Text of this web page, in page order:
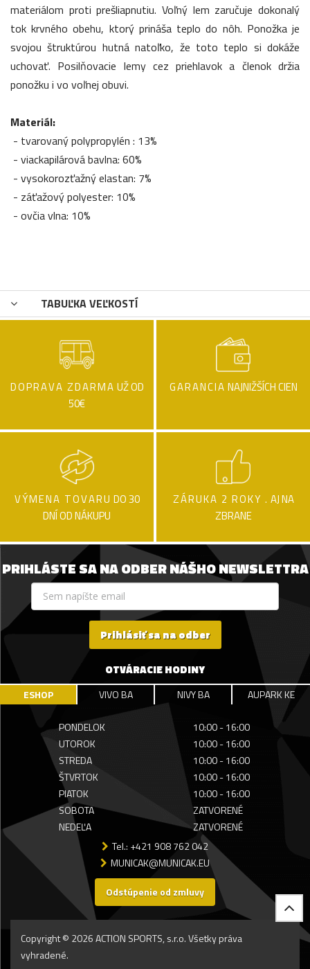
materiálom proti prešliapnutiu. Voľný lem zaručuje dokonalý
tok krvného obehu, ktorý prináša teplo do nôh. Ponožka je
svojou štruktúrou hutná natoľko, že toto teplo si dokáže
uchovať. Posilňovacie lemy cez priehlavok a členok držia
ponožku i vo voľnej obuvi.
Materiál:
- tvarovaný polypropylén : 13%
- viackapilárová bavlna: 60%
- vysokorozťažný elastan: 7%
- záťažový polyester: 10%
- ovčia vlna: 10%
TABUĽKA VEĽKOSTÍ
DOPRAVA ZDARMA UŽ OD
50€
GARANCIA NAJNIŽŠÍCH CIEN
VÝMENA TOVARU DO 30
DNÍ OD NÁKUPU
ZÁRUKA 2 ROKY . AJ NA
ZBRANE
PRIHLÁSTE SA NA ODBER NÁŠHO NEWSLETTRA
Prihlásiť sa na odber
OTVÁRACIE HODINY
ESHOP VIVO BA NIVY BA AUPARK KE
PONDELOK
10:00 - 16:00
UTOROK
10:00 - 16:00
STREDA
10:00 - 16:00
ŠTVRTOK
10:00 - 16:00
PIATOK
10:00 - 16:00
SOBOTA
ZATVORENÉ
NEDEĽA
ZATVORENÉ
Tel.: +421 908 762 042
MUNICAK@MUNICAK.EU
Odstúpenie od zmluvy
Copyright © 2026 ACTION SPORTS, s.r.o. Všetky práva
vyhradené.